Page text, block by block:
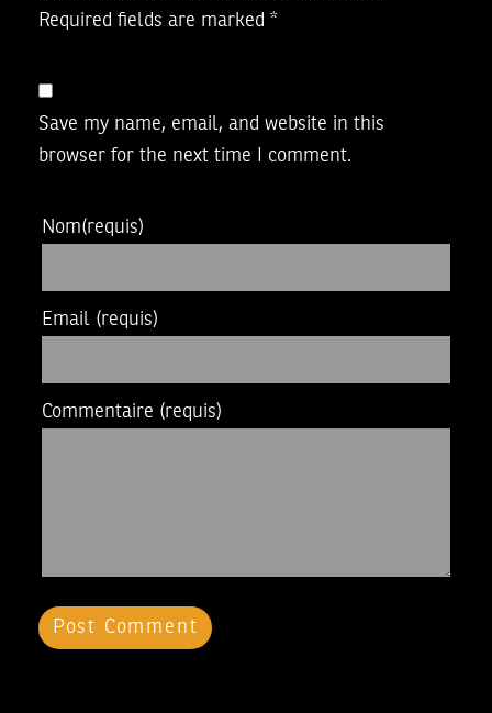
Required fields are marked *
Save my name, email, and website in this
browser for the next time I comment.
Nom(requis)
Email (requis)
Commentaire (requis)